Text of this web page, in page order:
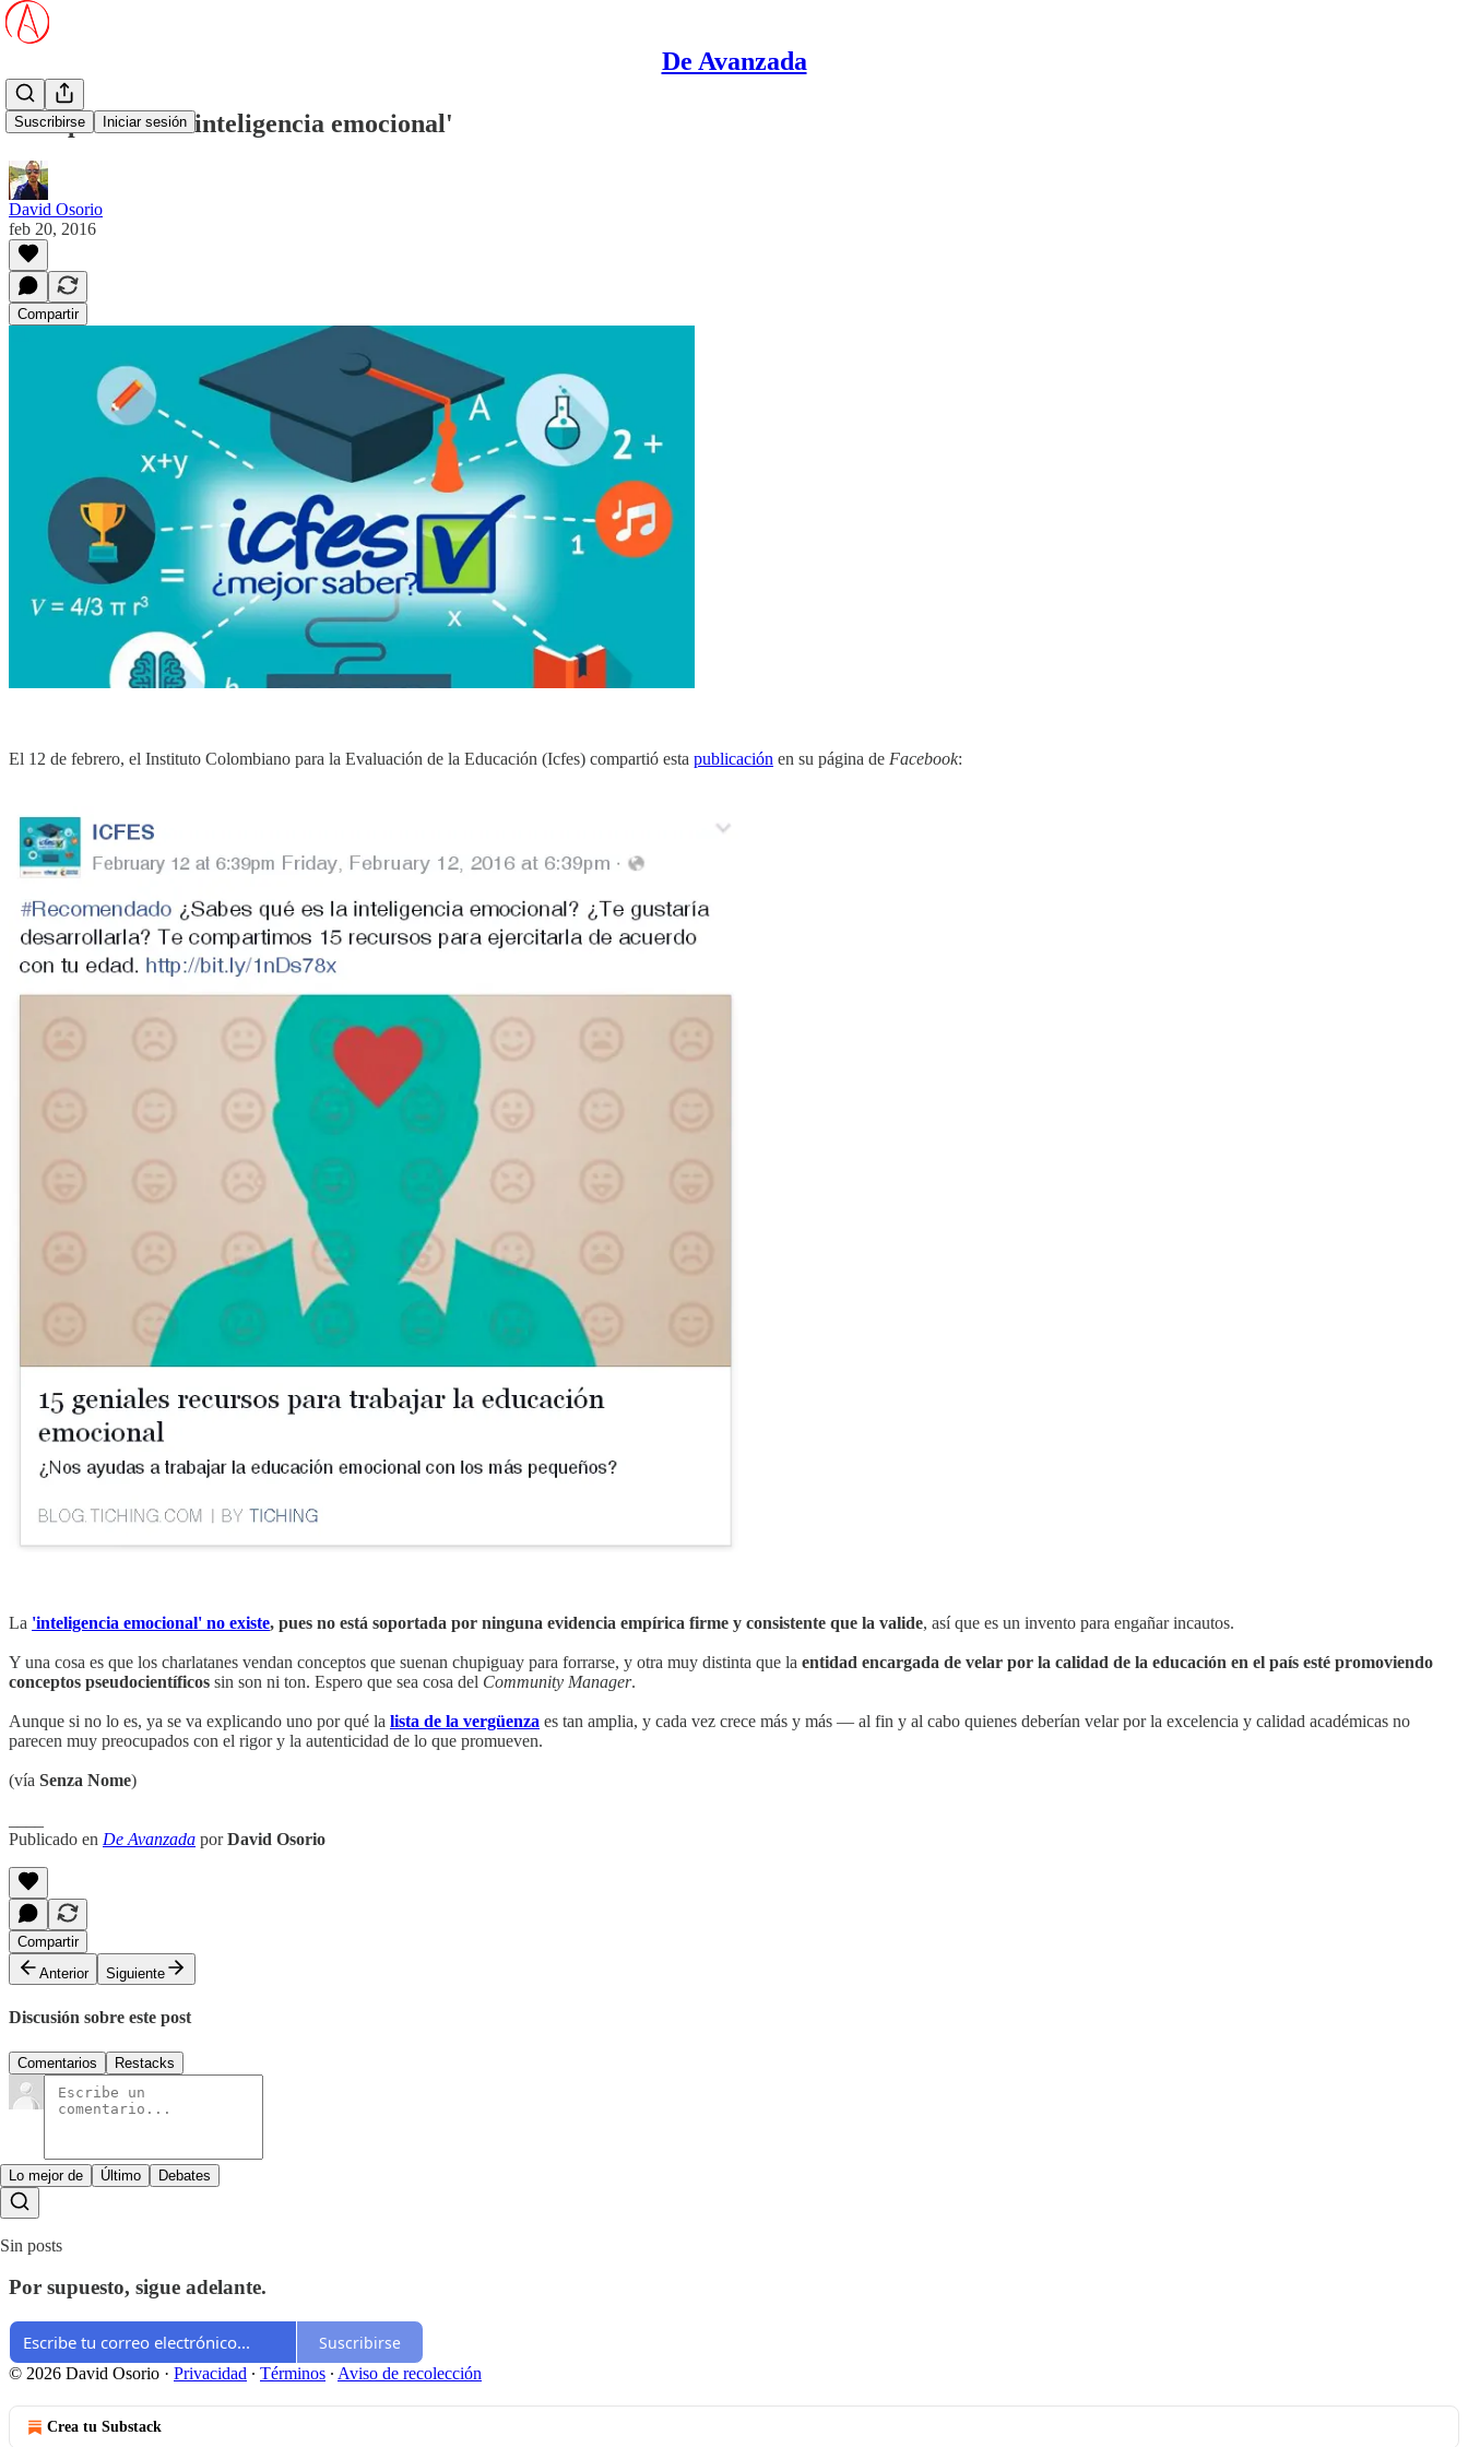
De Avanzada
Suscribirse Iniciar sesión
Icfes promueve 'inteligencia emocional'
David Osorio
feb 20, 2016
Compartir
El 12 de febrero, el Instituto Colombiano para la Evaluación de la Educación (Icfes) compartió esta publicación en su página de Facebook:
La 'inteligencia emocional' no existe, pues no está soportada por ninguna evidencia empírica firme y consistente que la valide, así que es un invento para engañar incautos.
Y una cosa es que los charlatanes vendan conceptos que suenan chupiguay para forrarse, y otra muy distinta que la entidad encargada de velar por la calidad de la educación en el país esté promoviendo
conceptos pseudocientíficos sin son ni ton. Espero que sea cosa del Community Manager.
Aunque si no lo es, ya se va explicando uno por qué la lista de la vergüenza es tan amplia, y cada vez crece más y más — al fin y al cabo quienes deberían velar por la excelencia y calidad académicas no
parecen muy preocupados con el rigor y la autenticidad de lo que promueven.
(vía Senza Nome)
Publicado en De Avanzada porDavid Osorio
Compartir
Anterior
Siguiente
Discusión sobre este post
Comentarios Restacks
Lo mejor de Último Debates
Sin posts
Por supuesto, sigue adelante.
Suscribirse
© 2026 David Osorio · Privacidad ∙ Términos ∙ Aviso de recolección
Crea tu Substack